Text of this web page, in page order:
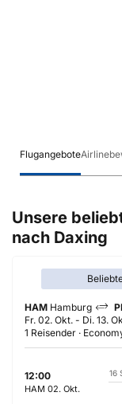
Flugangebote
Unsere
nach Daxing
HAM Hamburg
Fr. 02. Okt. - Di. 13.
1 Reisender
12:00
HAM 02. Okt.
16